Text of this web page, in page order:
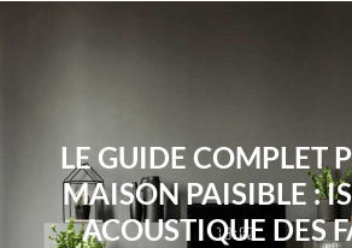
LE GUIDE COMPLET
MAISON PAISIBLE :
ACOUSTIQUE DES